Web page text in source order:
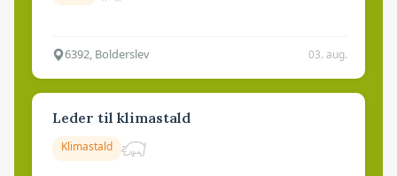
6392, Bolderslev 03. aug.
Leder til klimastald
Klimastald